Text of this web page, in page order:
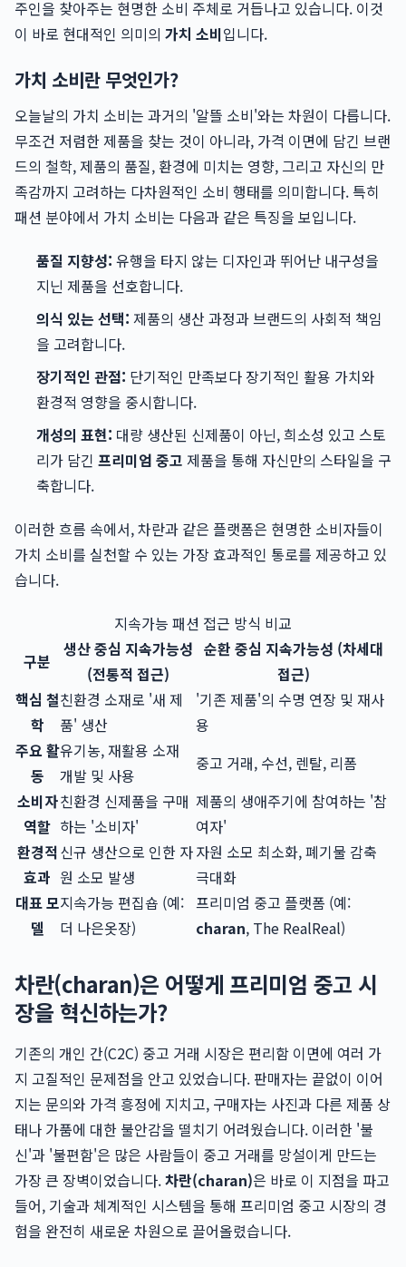
주인을 찾아주는 현명한 소비 주체로 거듭나고 있습니다. 이것
이 바로 현대적인 의미의 가치 소비입니다.
가치 소비란 무엇인가?
오늘날의 가치 소비는 과거의 '알뜰 소비'와는 차원이 다릅니다.
무조건 저렴한 제품을 찾는 것이 아니라, 가격 이면에 담긴 브랜
드의 철학, 제품의 품질, 환경에 미치는 영향, 그리고 자신의 만
족감까지 고려하는 다차원적인 소비 행태를 의미합니다. 특히
패션 분야에서 가치 소비는 다음과 같은 특징을 보입니다.
품질 지향성: 유행을 타지 않는 디자인과 뛰어난 내구성을
지닌 제품을 선호합니다.
의식 있는 선택: 제품의 생산 과정과 브랜드의 사회적 책임
을 고려합니다.
장기적인 관점: 단기적인 만족보다 장기적인 활용 가치와
환경적 영향을 중시합니다.
개성의 표현: 대량 생산된 신제품이 아닌, 희소성 있고 스토
리가 담긴 프리미엄 중고 제품을 통해 자신만의 스타일을 구
축합니다.
이러한 흐름 속에서, 차란과 같은 플랫폼은 현명한 소비자들이
가치 소비를 실천할 수 있는 가장 효과적인 통로를 제공하고 있
습니다.
지속가능 패션 접근 방식 비교
구분
생산 중심 지속가능성
(전통적 접근)
순환 중심 지속가능성 (차세대
접근)
핵심 철
학
친환경 소재로 '새 제
품' 생산
'기존 제품'의 수명 연장 및 재사
용
주요 활
동
유기농, 재활용 소재
개발 및 사용
중고 거래, 수선, 렌탈, 리폼
소비자
역할
친환경 신제품을 구매
하는 '소비자'
제품의 생애주기에 참여하는 '참
여자'
환경적
효과
신규 생산으로 인한 자
원 소모 발생
자원 소모 최소화, 폐기물 감축
극대화
대표 모
델
지속가능 편집숍 (예:
더 나은옷장)
프리미엄 중고 플랫폼 (예:
charan, The RealReal)
차란(charan)은 어떻게 프리미엄 중고 시
장을 혁신하는가?
기존의 개인 간(C2C) 중고 거래 시장은 편리함 이면에 여러 가
지 고질적인 문제점을 안고 있었습니다. 판매자는 끝없이 이어
지는 문의와 가격 흥정에 지치고, 구매자는 사진과 다른 제품 상
태나 가품에 대한 불안감을 떨치기 어려웠습니다. 이러한 '불
신'과 '불편함'은 많은 사람들이 중고 거래를 망설이게 만드는
가장 큰 장벽이었습니다.차란(charan)은 바로 이 지점을 파고
들어, 기술과 체계적인 시스템을 통해 프리미엄 중고 시장의 경
험을 완전히 새로운 차원으로 끌어올렸습니다.